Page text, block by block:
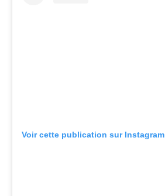
Voir cette publication sur Instagram